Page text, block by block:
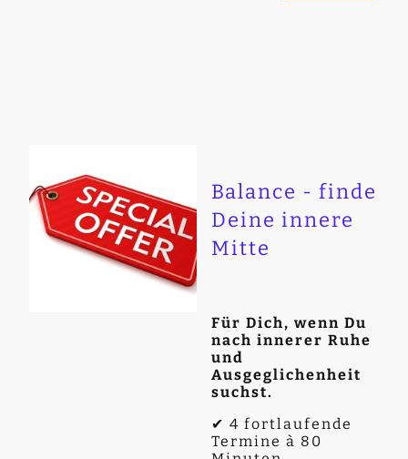
Balance - finde
Deine innere
Mitte
Für Dich, wenn Du
nach innerer Ruhe
und
Ausgeglichenheit
suchst.
✔ 4 fortlaufende
Termine à 80